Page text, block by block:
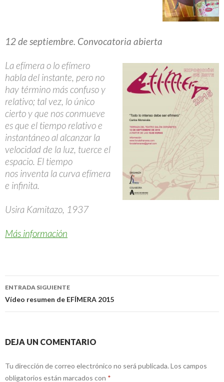
12 de septiembre. Convocatoria abierta
La efímera o lo efímero
habla del instante, pero no
hay término más confuso y
relativo; tal vez, lo único
cierto y que nos conmueve
es que el tiempo relativo e
instantáneo al alcanzar la
velocidad de la luz, tuerce el
espacio. El tiempo
nos inventa la curva efímera
e infinita.
Usira Kamitazo, 1937
Más información
Ir
la
ENTRADA SIGUIENTE
Vídeo resumen de EFÍMERA 2015
DEJA UN COMENTARIO
Tu dirección de correo electrónico no será publicada. Los campos
obligatorios están marcados con *